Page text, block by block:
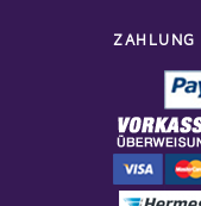
ZAHLUNG